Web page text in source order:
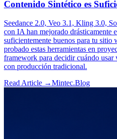
Contenido Sintético es
Seedance 2.0, Veo 3.1, Kling 3.0,
con IA han mejorado drásticamente
suficientemente buenos para tu sitio
probado estas herramientas en
framework para decidir cuándo
con producción tradicional.
Read Article →Mintec.Blog